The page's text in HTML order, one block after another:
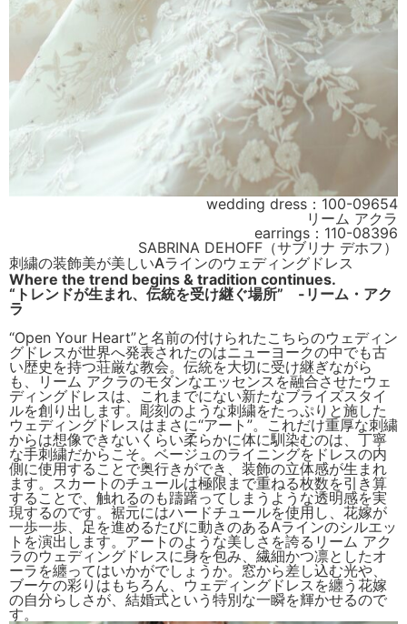
wedding dress：100-09654
リーム アクラ
earrings：110-08396
SABRINA DEHOFF（サブリナ デホフ）
刺繍の装飾美が美しいAラインのウェディングドレス
Where the trend begins & tradition continues.
“ トレンドが生まれ、伝統を受け継ぐ場所” -リーム・アク
ラ
“Open Your Heart”と名前の付けられたこちらのウェディン
グドレスが世界へ発表されたのはニューヨークの中でも古
い歴史を持つ荘厳な教会。伝統を大切に受け継ぎながら
も、リーム アクラのモダンなエッセンスを融合させたウェ
ディングドレスは、これまでにない新たなブライズスタイ
ルを創り出します。彫刻のような刺繍をたっぷりと施した
ウェディングドレスはまさに“アート”。これだけ重厚な刺繍
からは想像できないくらい柔らかに体に馴染むのは、丁寧
な手刺繍だからこそ。ベージュのライニングをドレスの内
側に使用することで奥行きができ、装飾の立体感が生まれ
ます。スカートのチュールは極限まで重ねる枚数を引き算
することで、触れるのも躊躇ってしまうような透明感を実
現するのです。裾元にはハードチュールを使用し、花嫁が
一歩一歩、足を進めるたびに動きのあるAラインのシルエッ
トを演出します。アートのような美しさを誇るリーム アク
ラのウェディングドレスに身を包み、繊細かつ凛としたオ
ーラを纏ってはいかがでしょうか。窓から差し込む光や、
ブーケの彩りはもちろん、ウェディングドレスを纏う花嫁
の自分らしさが、結婚式という特別な一瞬を輝かせるので
す。